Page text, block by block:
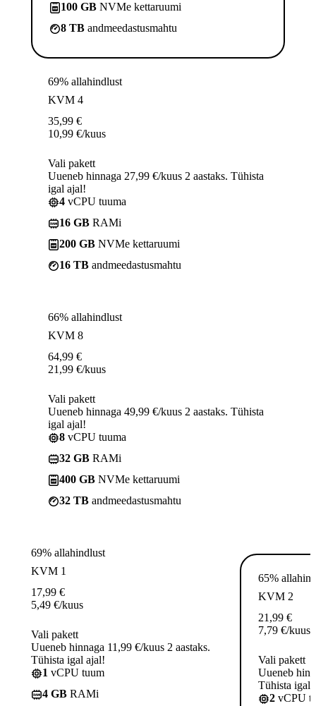
100 GB NVMe kettaruumi
8 TB andmeedastusmahtu
69% allahindlust
KVM 4
35,99 €
10,99 €/kuus
Vali pakett
Uueneb hinnaga 27,99 €/kuus 2 aastaks. Tühista
igal ajal!
4 vCPU tuuma
16 GB RAMi
200 GB NVMe kettaruumi
16 TB andmeedastusmahtu
66% allahindlust
KVM 8
64,99 €
21,99 €/kuus
Vali pakett
Uueneb hinnaga 49,99 €/kuus 2 aastaks. Tühista
igal ajal!
8 vCPU tuuma
32 GB RAMi
400 GB NVMe kettaruumi
32 TB andmeedastusmahtu
69% allahindlust
KVM 1
17,99 €
5,49 €/kuus
Vali pakett
Uueneb hinnaga 11,99 €/kuus 2 aastaks.
Tühista igal ajal!
1 vCPU tuum
4 GB RAMi
65%
KVM 2
21,99 €
7,79 €/kuus
Vali pakett
Uueneb
Tühista igal
2 vCPU